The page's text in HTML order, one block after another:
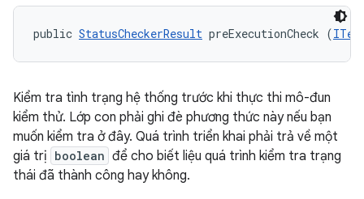
public StatusCheckerResult preExecutionCheck (
Kiểm tra tình trạng hệ thống trước khi thực thi mô-đun
kiểm thử. Lớp con phải ghi đè phương thức này nếu bạn
muốn kiểm tra ở đây. Quá trình triển khai phải trả về một
giá trị boolean để cho biết liệu quá trình kiểm tra trạng
thái đã thành công hay không.